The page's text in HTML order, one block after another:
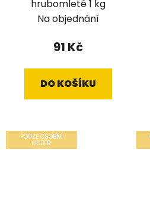
hrubomleté 1 kg
Na objednání
91 Kč
DO KOŠÍKU
POUZE OSOBNÍ
ODBĚR